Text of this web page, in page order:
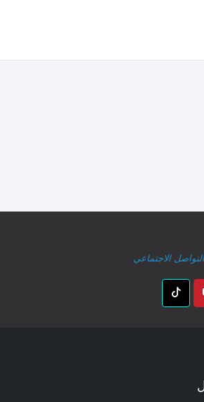
الاجتماعي